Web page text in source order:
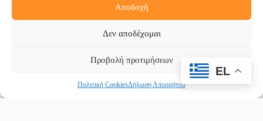
Αποδοχή
Δεν αποδέχομαι
Προβολή προτιμήσεων
Πολιτική CookiesΔήλωση Απορρήτου
EL